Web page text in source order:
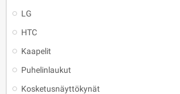
LG
HTC
Kaapelit
Puhelinlaukut
Kosketusnäyttökynät